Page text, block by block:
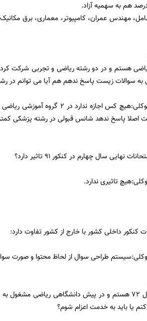
شامل، مهندس عمران، کامپیوتر، معماری، برق
هستم و در دو رشته ریاضی و تجربی شرکت
به سوالات زیست پاسخ ندهم هم آیا می توانم در
کس اجازه ندارد در 2 گروه آموزشی ریاضی
اصلا پاسخ ندهد شانس قبولی در رشته پزشکی
نهایی سال چهارم در کنکور 91 تاثیر دارد؟
تاثیری ندارد.
کنکور داخلی کشور با خارج از کشور تفاوت دارد:
طراحی سوال از لحاظ محتوا و صورت
سوال:متولد سال 72 هستم و در پيش دانشگاهی ریاضی